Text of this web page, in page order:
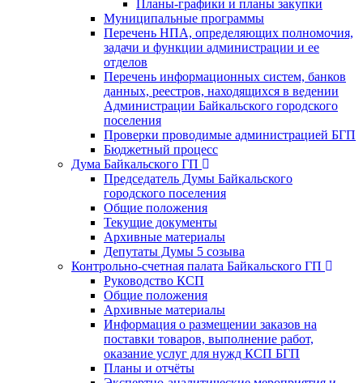
Планы-графики и планы закупки
Муниципальные программы
Перечень НПА, определяющих полномочия,
задачи и функции администрации и ее
отделов
Перечень информационных систем, банков
данных, реестров, находящихся в ведении
Администрации Байкальского городского
поселения
Проверки проводимые администрацией БГП
Бюджетный процесс
Дума Байкальского ГП
Председатель Думы Байкальского
городского поселения
Общие положения
Текущие документы
Архивные материалы
Депутаты Думы 5 созыва
Контрольно-счетная палата Байкальского ГП
Руководство КСП
Общие положения
Архивные материалы
Информация о размещении заказов на
поставки товаров, выполнение работ,
оказание услуг для нужд КСП БГП
Планы и отчёты